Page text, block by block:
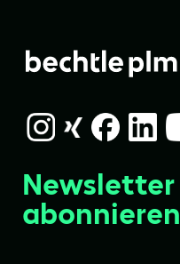
Newsletter
abonnieren